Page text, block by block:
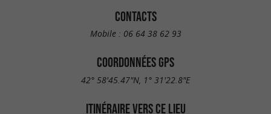
CONTACTS
Mobile : 06 64 38 62 93
COORDONNÉES GPS
42° 58'45.47"N, 1° 31'22.8"E
ITINÉRAIRE VERS CE LIEU